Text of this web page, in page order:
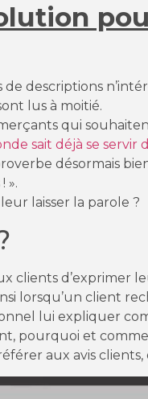
de descriptions
lus à moitié.
qui
sait déjà se servir
désormais
».
laisser la parole ?
clients d’exprimer
lorsqu’un client
lui expliquer
pourquoi et
aux avis